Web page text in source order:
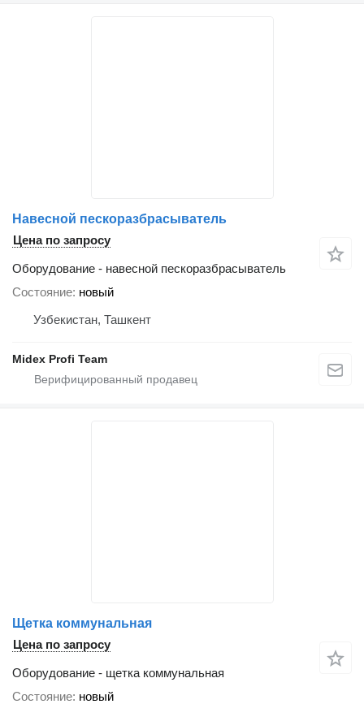
Навесной пескоразбрасыватель
Цена по запросу
Оборудование - навесной пескоразбрасыватель
Состояние новый
Узбекистан, Ташкент
Midex Profi Team
Щетка коммунальная
Цена по запросу
Оборудование - щетка коммунальная
Состояние новый